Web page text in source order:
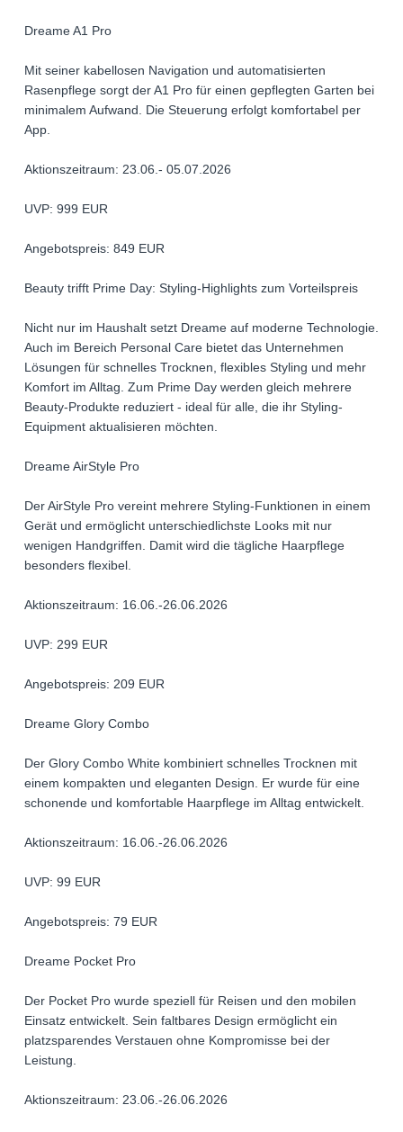
Dreame A1 Pro
Mit seiner kabellosen Navigation und automatisierten
Rasenpflege sorgt der A1 Pro für einen gepflegten Garten bei
minimalem Aufwand. Die Steuerung erfolgt komfortabel per
App.
Aktionszeitraum: 23.06.- 05.07.2026
UVP: 999 EUR
Angebotspreis: 849 EUR
Beauty trifft Prime Day: Styling-Highlights zum Vorteilspreis
Nicht nur im Haushalt setzt Dreame auf moderne Technologie.
Auch im Bereich Personal Care bietet das Unternehmen
Lösungen für schnelles Trocknen, flexibles Styling und mehr
Komfort im Alltag. Zum Prime Day werden gleich mehrere
Beauty-Produkte reduziert - ideal für alle, die ihr Styling-
Equipment aktualisieren möchten.
Dreame AirStyle Pro
Der AirStyle Pro vereint mehrere Styling-Funktionen in einem
Gerät und ermöglicht unterschiedlichste Looks mit nur
wenigen Handgriffen. Damit wird die tägliche Haarpflege
besonders flexibel.
Aktionszeitraum: 16.06.-26.06.2026
UVP: 299 EUR
Angebotspreis: 209 EUR
Dreame Glory Combo
Der Glory Combo White kombiniert schnelles Trocknen mit
einem kompakten und eleganten Design. Er wurde für eine
schonende und komfortable Haarpflege im Alltag entwickelt.
Aktionszeitraum: 16.06.-26.06.2026
UVP: 99 EUR
Angebotspreis: 79 EUR
Dreame Pocket Pro
Der Pocket Pro wurde speziell für Reisen und den mobilen
Einsatz entwickelt. Sein faltbares Design ermöglicht ein
platzsparendes Verstauen ohne Kompromisse bei der
Leistung.
Aktionszeitraum: 23.06.-26.06.2026